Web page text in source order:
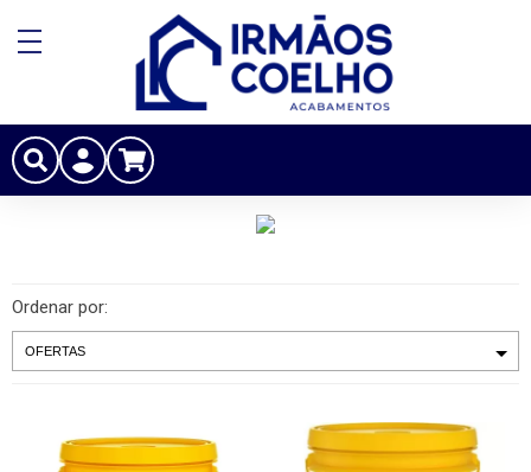
Ordenar por: